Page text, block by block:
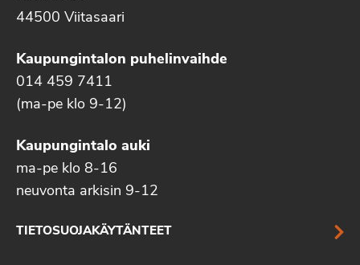
44500 Viitasaari
Kaupungintalon puhelinvaihde
014 459 7411
(ma-pe klo 9-12)
Kaupungintalo auki
ma-pe klo 8-16
neuvonta arkisin 9-12
TIETOSUOJAKÄYTÄNTEET